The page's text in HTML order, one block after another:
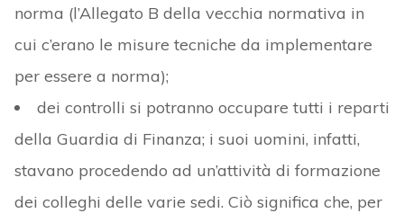
norma (l’Allegato B della vecchia normativa in
cui c’erano le misure tecniche da implementare
per essere a norma);
dei controlli si potranno occupare tutti i reparti
della Guardia di Finanza; i suoi uomini, infatti,
stavano procedendo ad un’attività di formazione
dei colleghi delle varie sedi. Ciò significa che, per